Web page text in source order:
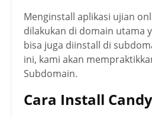
Menginstall aplikasi ujian
dilakukan di domain utama
bisa juga diinstall di
ini, kami akan
Subdomain.
Cara Install